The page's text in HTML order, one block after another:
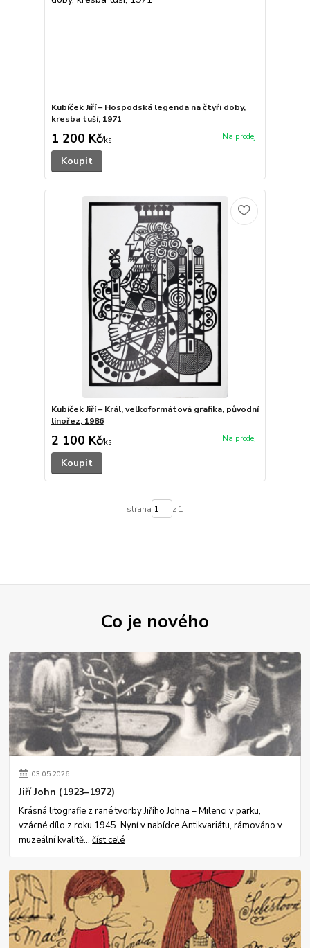
Kubíček Jiří – Hospodská legenda na čtyři doby,
kresba tuší, 1971
1 200 Kč/ks
Koupit
Kubíček Jiří – Král, velkoformátová grafika, původní
linořez, 1986
2 100 Kč/ks
Koupit
strana z 1
Co je nového
03.05.2026
Jiří John (1923–1972)
Krásná litografie z rané tvorby Jiřího Johna – Milenci v parku,
vzácné dílo z roku 1945. Nyní v nabídce Antikvariátu, rámováno v
muzeální kvalitě...číst celé